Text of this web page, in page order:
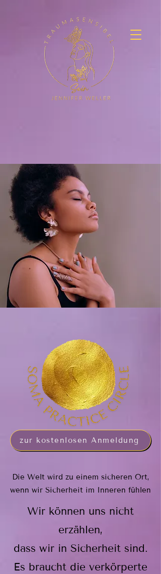
zur kostenlosen Anmeldung
Die Welt wird zu einem sicheren Ort,
wenn wir Sicherheit im Inneren fühlen
Wir können uns nicht
erzählen,
dass wir in Sicherheit sind.
Es braucht die verkörperte